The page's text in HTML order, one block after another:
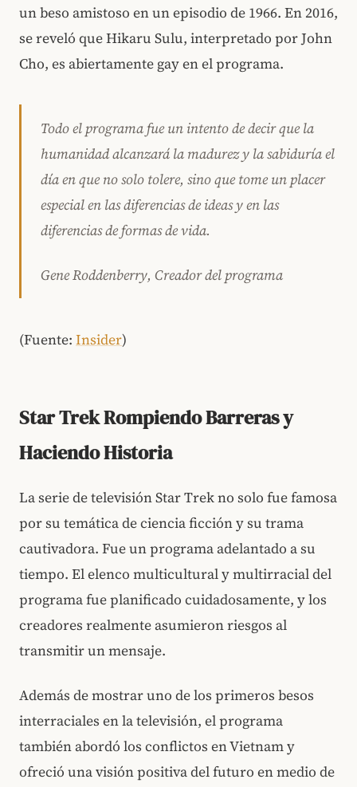
un beso amistoso en un episodio de 1966. En 2016,
se reveló que Hikaru Sulu, interpretado por John
Cho, es abiertamente gay en el programa.
Todo el programa fue un intento de decir que la
humanidad alcanzará la madurez y la sabiduría el
día en que no solo tolere, sino que tome un placer
especial en las diferencias de ideas y en las
diferencias de formas de vida.
Gene Roddenberry, Creador del programa
(Fuente: Insider)
Star Trek Rompiendo Barreras y
Haciendo Historia
La serie de televisión Star Trek no solo fue famosa
por su temática de ciencia ficción y su trama
cautivadora. Fue un programa adelantado a su
tiempo. El elenco multicultural y multirracial del
programa fue planificado cuidadosamente, y los
creadores realmente asumieron riesgos al
transmitir un mensaje.
Además de mostrar uno de los primeros besos
interraciales en la televisión, el programa
también abordó los conflictos en Vietnam y
ofreció una visión positiva del futuro en medio de